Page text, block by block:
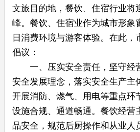
文旅目的地，餐饮、住宿行业将
峰。餐饮、住宿业作为城市形象
日消费环境与游客体验。在此，
倡议：
一、压实安全责任，坚守经
安全发展理念，落实安全生产主
开展消防、燃气、用电等重点环
设施合规、通道畅通。餐饮经营
品安全，规范后厨操作和从业人